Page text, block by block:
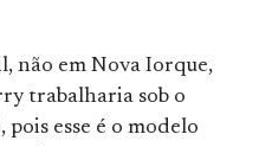
não em Nova Iorque,
trabalharia sob o
esse é o modelo